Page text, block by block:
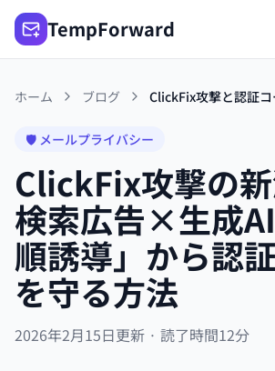
TempForward
ホーム ブログ ClickFix攻撃と認証
🛡️ メールプライバシー
ClickFix攻撃の新
検索広告×生成
順誘導」から認
を守る方法
2026年2月15日更新 · 読了時間12分